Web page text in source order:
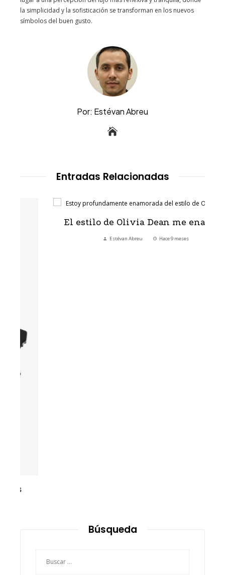
la simplicidad y la sofisticación se transforman en los nuevos
símbolos del buen gusto.
Por: Estévan Abreu
Entradas Relacionadas
El estilo de Olivia Dean me enamora
Estévan Abreu Hace 9 meses
Búsqueda